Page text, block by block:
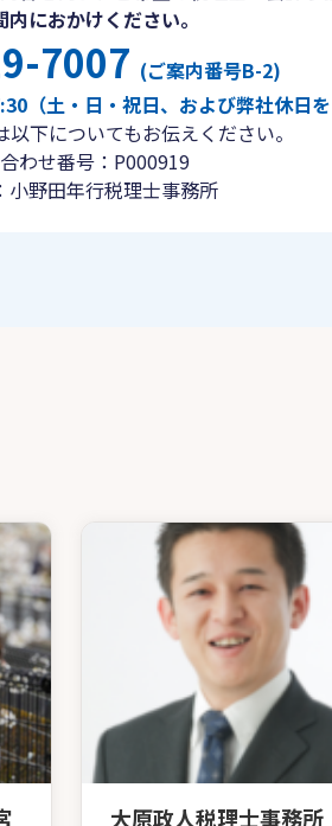
内におかけください。
7007 (ご案内番号B-2)
（土・日・祝日、および弊社休日
下についてもお伝えください。
わせ番号：P000919
小野田年行税理士事務所
大原政人税理士事務所